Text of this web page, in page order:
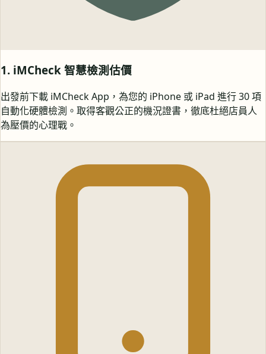
1. iMCheck 智慧檢測估價
出發前下載 iMCheck App，為您的 iPhone 或 iPad 進行 30 項
自動化硬體檢測。取得客觀公正的機況證書，徹底杜絕店員人
為壓價的心理戰。